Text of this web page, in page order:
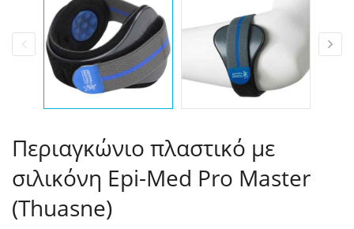
Περιαγκώνιο πλαστικό με
σιλικόνη Epi-Med Pro Master
(Thuasne)